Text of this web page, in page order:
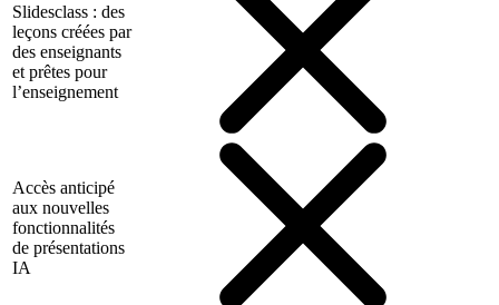
Slidesclass : des
leçons créées par
des enseignants
et prêtes pour
l’enseignement
Accès anticipé
aux nouvelles
fonctionnalités
de présentations
IA